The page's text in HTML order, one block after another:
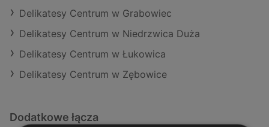
Delikatesy Centrum w Grabowiec
Delikatesy Centrum w Niedrzwica Duża
Delikatesy Centrum w Łukowica
Delikatesy Centrum w Zębowice
Dodatkowe łącza